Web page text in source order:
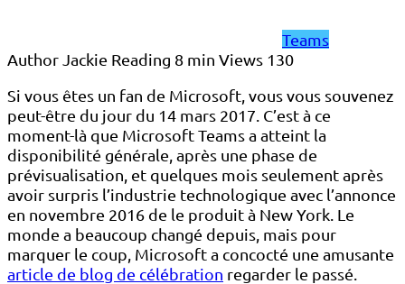
Teams
Author Jackie Reading 8 min Views 130
Si vous êtes un fan de Microsoft, vous vous souvenez
peut-être du jour du 14 mars 2017. C’est à ce
moment-là que Microsoft Teams a atteint la
disponibilité générale, après une phase de
prévisualisation, et quelques mois seulement après
avoir surpris l’industrie technologique avec l’annonce
en novembre 2016 de le produit à New York. Le
monde a beaucoup changé depuis, mais pour
marquer le coup, Microsoft a concocté une amusante
article de blog de célébration regarder le passé.